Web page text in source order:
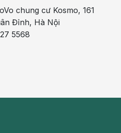
tinh thần, có sức khỏe tốt để
trong bài viết của Bệnh viện
hoặc điều trị y khoa.
chung cư Kosmo, 161
Đỉnh, Hà Nội
5568